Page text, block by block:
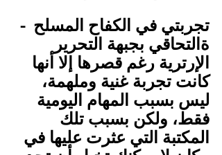
‎- تجربتي في الكفاح المسلح
ةالتحاقي بجبهة التحرير
الإرترية رغم قصرها إلا أنها
كانت تجربة غنية وملهمة،
ليس بسبب المهام اليومية
فقط، ولكن بسبب تلك
المكتبة التي عثرت عليها في